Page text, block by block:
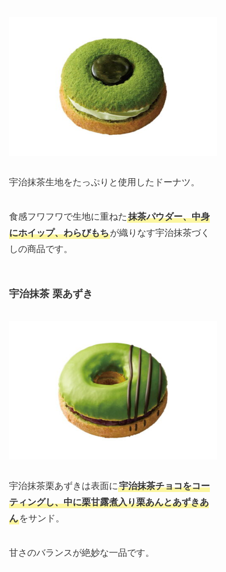
宇治抹茶生地をたっぷりと使用したドーナツ。
食感フワフワで生地に重ねた抹茶パウダー、中身
にホイップ、わらびもちが織りなす宇治抹茶づく
しの商品です。
宇治抹茶 栗あずき
宇治抹茶栗あずきは表面に宇治抹茶チョコをコー
ティングし、中に栗甘露煮入り栗あんとあずきあ
んをサンド。
甘さのバランスが絶妙な一品です。